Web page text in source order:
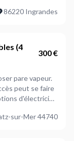
86220 Ingrandes
(4
300 €
pare vapeur.
peut se faire
d'électricité
sur-Mer 44740